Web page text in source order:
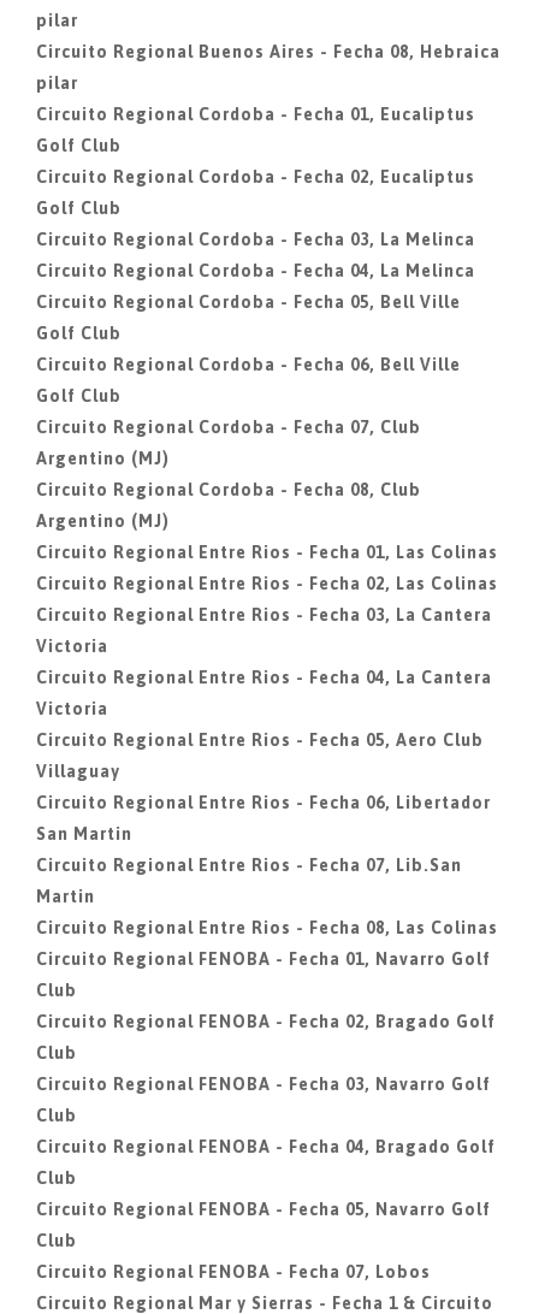
pilar
Circuito Regional Buenos Aires - Fecha 08, Hebraica
pilar
Circuito Regional Cordoba - Fecha 01, Eucaliptus
Golf Club
Circuito Regional Cordoba - Fecha 02, Eucaliptus
Golf Club
Circuito Regional Cordoba - Fecha 03, La Melinca
Circuito Regional Cordoba - Fecha 04, La Melinca
Circuito Regional Cordoba - Fecha 05, Bell Ville
Golf Club
Circuito Regional Cordoba - Fecha 06, Bell Ville
Golf Club
Circuito Regional Cordoba - Fecha 07, Club
Argentino (MJ)
Circuito Regional Cordoba - Fecha 08, Club
Argentino (MJ)
Circuito Regional Entre Rios - Fecha 01, Las Colinas
Circuito Regional Entre Rios - Fecha 02, Las Colinas
Circuito Regional Entre Rios - Fecha 03, La Cantera
Victoria
Circuito Regional Entre Rios - Fecha 04, La Cantera
Victoria
Circuito Regional Entre Rios - Fecha 05, Aero Club
Villaguay
Circuito Regional Entre Rios - Fecha 06, Libertador
San Martin
Circuito Regional Entre Rios - Fecha 07, Lib.San
Martin
Circuito Regional Entre Rios - Fecha 08, Las Colinas
Circuito Regional FENOBA - Fecha 01, Navarro Golf
Club
Circuito Regional FENOBA - Fecha 02, Bragado Golf
Club
Circuito Regional FENOBA - Fecha 03, Navarro Golf
Club
Circuito Regional FENOBA - Fecha 04, Bragado Golf
Club
Circuito Regional FENOBA - Fecha 05, Navarro Golf
Club
Circuito Regional FENOBA - Fecha 07, Lobos
Circuito Regional Mar y Sierras - Fecha 1 & Circuito